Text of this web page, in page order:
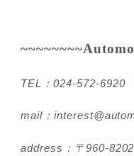
TEL：024-572-6920
mail：
address：〒960-